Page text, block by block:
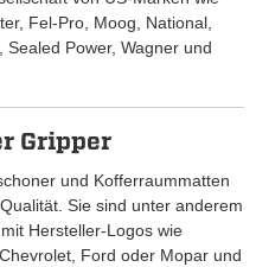
Fel-Pro, Moog, National,
Sealed Power, Wagner und
Gripper
und Kofferraummatten
Sie sind unter anderem
Hersteller-Logos wie
Ford oder Mopar und